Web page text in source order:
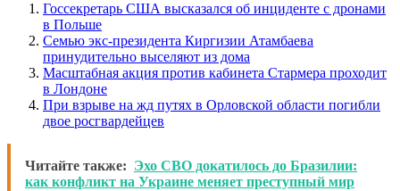
Госсекретарь США высказался об инциденте с дронами
в Польше
Семью экс-президента Киргизии Атамбаева
принудительно выселяют из дома
Масштабная акция против кабинета Стармера проходит
в Лондоне
При взрыве на жд путях в Орловской области погибли
двое росгвардейцев
Читайте также: Эхо СВО докатилось до Бразилии:
как конфликт на Украине меняет преступный мир